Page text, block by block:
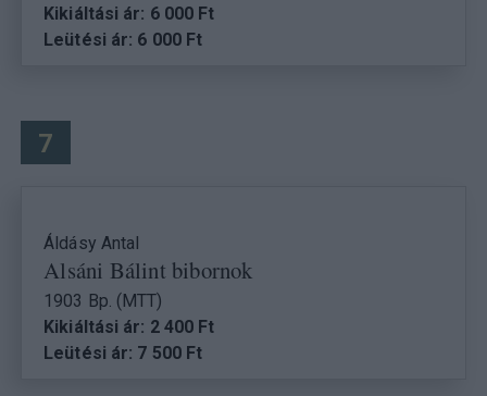
Kikiáltási ár: 6 000 Ft
Leütési ár: 6 000 Ft
7
Áldásy Antal
Alsáni Bálint bibornok
1903 Bp. (MTT)
Kikiáltási ár: 2 400 Ft
Leütési ár: 7 500 Ft